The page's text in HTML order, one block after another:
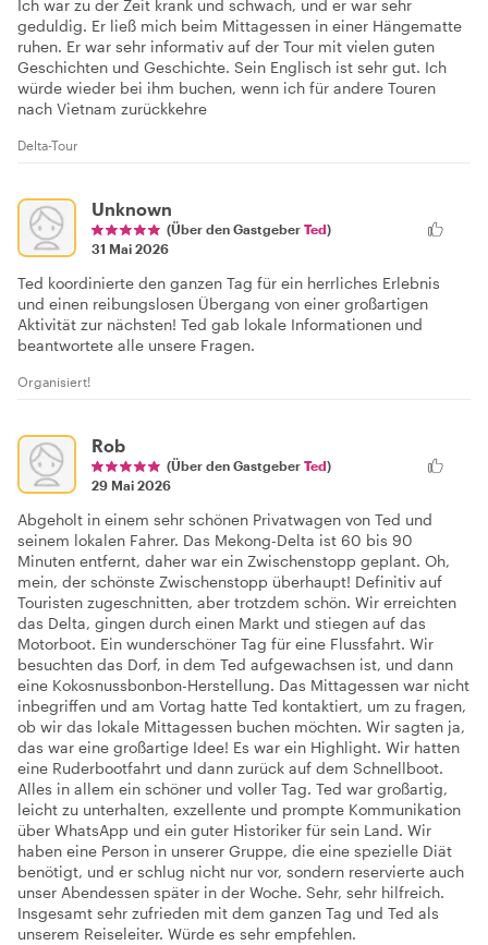
Ich war zu der Zeit krank und schwach, und er war sehr
geduldig. Er ließ mich beim Mittagessen in einer Hängematte
ruhen. Er war sehr informativ auf der Tour mit vielen guten
Geschichten und Geschichte. Sein Englisch ist sehr gut. Ich
würde wieder bei ihm buchen, wenn ich für andere Touren
nach Vietnam zurückkehre
Delta-Tour
Unknown
(Über den Gastgeber Ted)
31 Mai 2026
Ted koordinierte den ganzen Tag für ein herrliches Erlebnis
und einen reibungslosen Übergang von einer großartigen
Aktivität zur nächsten! Ted gab lokale Informationen und
beantwortete alle unsere Fragen.
Organisiert!
Rob
(Über den Gastgeber Ted)
29 Mai 2026
Abgeholt in einem sehr schönen Privatwagen von Ted und
seinem lokalen Fahrer. Das Mekong-Delta ist 60 bis 90
Minuten entfernt, daher war ein Zwischenstopp geplant. Oh,
mein, der schönste Zwischenstopp überhaupt! Definitiv auf
Touristen zugeschnitten, aber trotzdem schön. Wir erreichten
das Delta, gingen durch einen Markt und stiegen auf das
Motorboot. Ein wunderschöner Tag für eine Flussfahrt. Wir
besuchten das Dorf, in dem Ted aufgewachsen ist, und dann
eine Kokosnussbonbon-Herstellung. Das Mittagessen war nicht
inbegriffen und am Vortag hatte Ted kontaktiert, um zu fragen,
ob wir das lokale Mittagessen buchen möchten. Wir sagten ja,
das war eine großartige Idee! Es war ein Highlight. Wir hatten
eine Ruderbootfahrt und dann zurück auf dem Schnellboot.
Alles in allem ein schöner und voller Tag. Ted war großartig,
leicht zu unterhalten, exzellente und prompte Kommunikation
über WhatsApp und ein guter Historiker für sein Land. Wir
haben eine Person in unserer Gruppe, die eine spezielle Diät
benötigt, und er schlug nicht nur vor, sondern reservierte auch
unser Abendessen später in der Woche. Sehr, sehr hilfreich.
Insgesamt sehr zufrieden mit dem ganzen Tag und Ted als
unserem Reiseleiter. Würde es sehr empfehlen.